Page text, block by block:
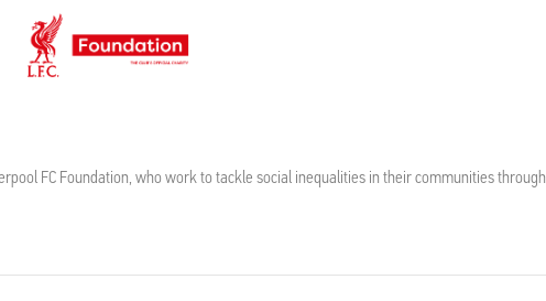
FC Foundation, who work to tackle social inequalities in their communities through